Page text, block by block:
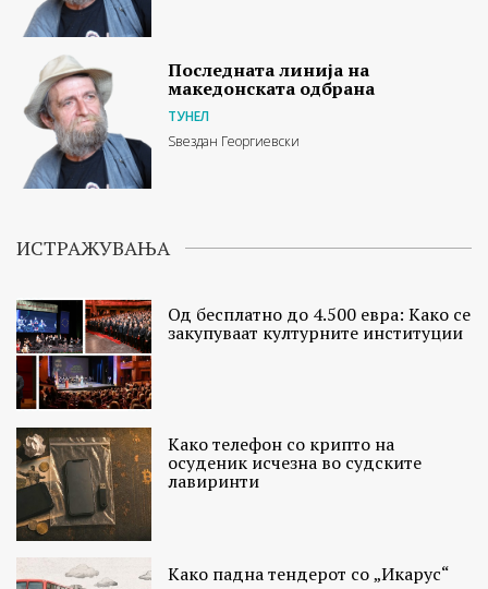
Последната линија на
македонската одбрана
ТУНЕЛ
Ѕвездан Георгиевски
ИСТРАЖУВАЊА
Од бесплатно до 4.500 евра: Како се
закупуваат културните институции
Како телефон со крипто на
осуденик исчезна во судските
лавиринти
Како падна тендерот со „Икарус“